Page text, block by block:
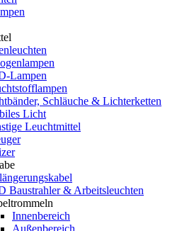
Lampen
Schläuche & Lichterketten
Licht
Leuchtmittel
Baustrahler & Arbeitsleuchten
Innenbereich
Außenbereich